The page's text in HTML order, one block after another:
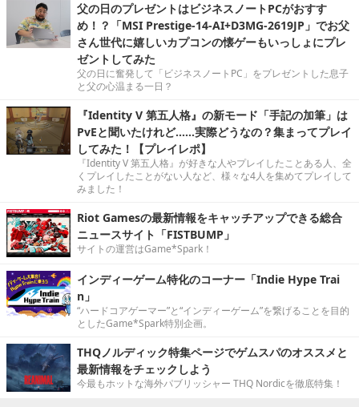
父の日のプレゼントはビジネスノートPCがおすす
め！？「MSI Prestige-14-AI+D3MG-2619JP」でお父
さん世代に嬉しいカプコンの懐ゲーもいっしょにプレ
ゼントしてみた
父の日に奮発して「ビジネスノートPC」をプレゼントした息子
と父の心温まる一日？
『Identity V 第五人格』の新モード「手記の加筆」は
PvEと聞いたけれど……実際どうなの？集まってプレイ
してみた！【プレイレポ】
『Identity V 第五人格』が好きな人やプレイしたことある人、全
くプレイしたことがない人など、様々な4人を集めてプレイして
みました！
Riot Gamesの最新情報をキャッチアップできる総合
ニュースサイト「FISTBUMP」
サイトの運営はGame*Spark！
インディーゲーム特化のコーナー「Indie Hype Trai
n」
“ハードコアゲーマー”と“インディーゲーム”を繋げることを目的
としたGame*Spark特別企画。
THQノルディック特集ページでゲムスパのオススメと
最新情報をチェックしよう
今最もホットな海外パブリッシャー THQ Nordicを徹底特集！